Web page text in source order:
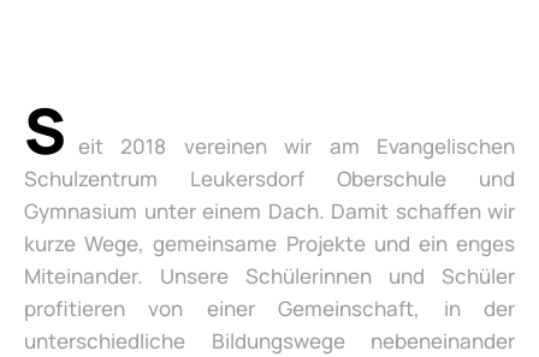
S eit 2018 vereinen wir am Evangelischen
Schulzentrum Leukersdorf Oberschule und
Gymnasium unter einem Dach. Damit schaffen wir
kurze Wege, gemeinsame Projekte und ein enges
Miteinander. Unsere Schülerinnen und Schüler
profitieren von einer Gemeinschaft, in der
unterschiedliche Bildungswege nebeneinander